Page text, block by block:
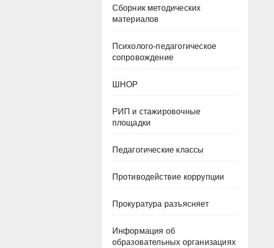
Сборник методических
материалов
Психолого-педагогическое
сопровождение
ШНОР
РИП и стажировочные
площадки
Педагогические классы
Противодействие коррупции
Прокуратура разъясняет
Информация об
образовательных организациях